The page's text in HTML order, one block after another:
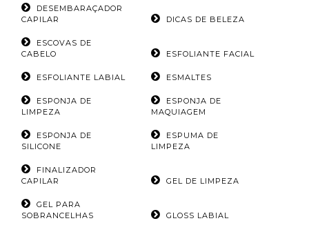
DESEMBARAÇADOR
CAPILAR
DICAS DE BELEZA
ESCOVAS DE
CABELO
ESFOLIANTE FACIAL
ESFOLIANTE LABIAL ESMALTES
ESPONJA DE
LIMPEZA
ESPONJA DE
MAQUIAGEM
ESPONJA DE
SILICONE
ESPUMA DE
LIMPEZA
FINALIZADOR
CAPILAR
GEL DE LIMPEZA
GEL PARA
SOBRANCELHAS
GLOSS LABIAL